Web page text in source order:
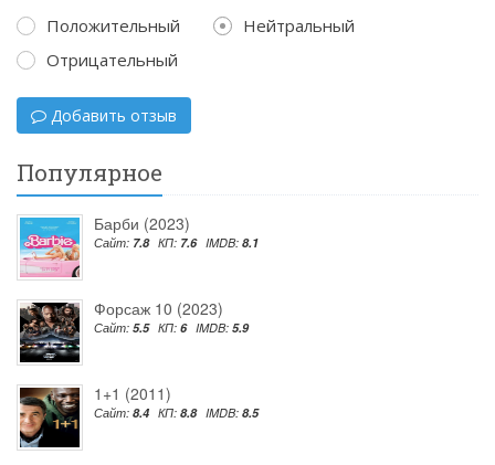
Положительный
Нейтральный
Отрицательный
Добавить отзыв
Популярное
Барби (2023)
Сайт: 7.8 КП: 7.6 IMDB: 8.1
Форсаж 10 (2023)
Сайт: 5.5 КП: 6 IMDB: 5.9
1+1 (2011)
Сайт: 8.4 КП: 8.8 IMDB: 8.5